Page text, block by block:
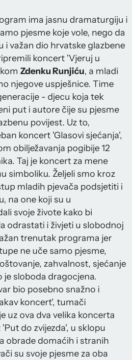
ima jasnu dramaturgiju i
pjesme koje vole, nego da
i važan dio hrvatske glazbene
koncert 'Vjeruj u
Zdenku Runjiću, a mladi
njegove uspješnice. Time
- djecu koja tek
put i autore čije su pjesme
povijest. Uz to,
koncert 'Glasovi sjećanja',
obilježavanja pogibije 12
Taj je koncert za mene
simboliku. Željeli smo kroz
mladih pjevača podsjetiti i
na one koji su u
svoje živote kako bi
odrastati i živjeti u slobodnoj
trenutak programa jer
ne uče samo pjesme,
zahvalnost, sjećanje
je sloboda dragocjena.
bio posebno snažno i
koncert', tumači
uz ova dva velika koncerta
do zvijezda', u sklopu
obrade domaćih i stranih
su svoje pjesme za oba